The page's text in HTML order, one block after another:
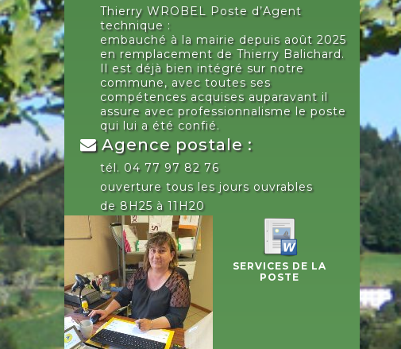
Thierry WROBEL Poste d’Agent
technique :
embauché à la mairie depuis août 2025
en remplacement de Thierry Balichard.
Il est déjà bien intégré sur notre
commune, avec toutes ses
compétences acquises auparavant il
assure avec professionnalisme le poste
qui lui a été confié.
Agence postale :
tél. 04 77 97 82 76
ouverture tous les jours ouvrables
de 8H25 à 11H20
SERVICES DE LA
POSTE